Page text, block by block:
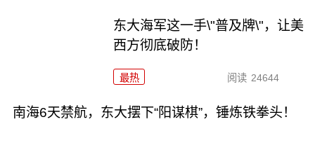
东大海军这一手\"普及牌\"，让美
西方彻底破防！
最热 阅读 24644
南海6天禁航，东大摆下“阳谋棋”，锤炼铁拳头！